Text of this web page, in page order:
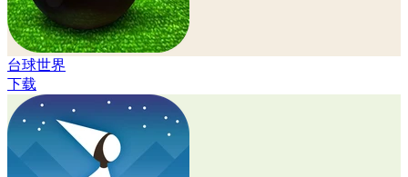
台球世界
下载